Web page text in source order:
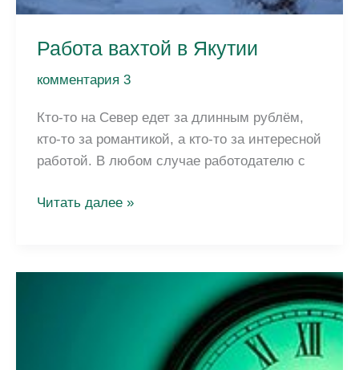
Работа вахтой в Якутии
комментария 3
Кто-то на Север едет за длинным рублём,
кто-то за романтикой, а кто-то за интересной
работой. В любом случае работодателю с
Работа
Читать далее »